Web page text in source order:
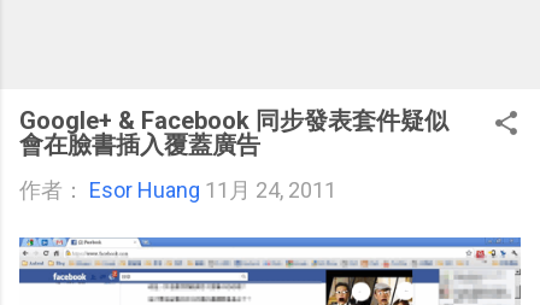
Google+ & Facebook 同步發表套件疑似
會在臉書插入覆蓋廣告
作者： Esor Huang 11月 24, 2011